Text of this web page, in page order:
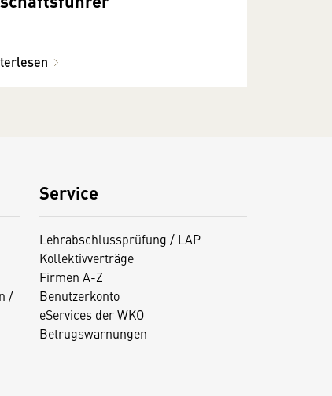
/
Service
Lehrabschlussprüfung / LAP
Kollektivverträge
Firmen A-Z
Benutzerkonto
eServices der WKO
Betrugswarnungen